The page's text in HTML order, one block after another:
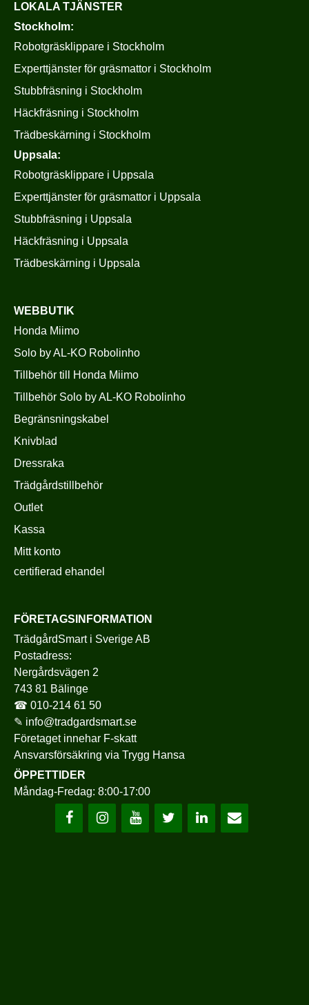
LOKALA TJÄNSTER
Stockholm:
Robotgräsklippare i Stockholm
Experttjänster för gräsmattor i Stockholm
Stubbfräsning i Stockholm
Häckfräsning i Stockholm
Trädbeskärning i Stockholm
Uppsala:
Robotgräsklippare i Uppsala
Experttjänster för gräsmattor i Uppsala
Stubbfräsning i Uppsala
Häckfräsning i Uppsala
Trädbeskärning i Uppsala
WEBBUTIK
Honda Miimo
Solo by AL-KO Robolinho
Tillbehör till Honda Miimo
Tillbehör Solo by AL-KO Robolinho
Begränsningskabel
Knivblad
Dressraka
Trädgårdstillbehör
Outlet
Kassa
Mitt konto
certifierad ehandel
FÖRETAGSINFORMATION
TrädgårdSmart i Sverige AB
Postadress:
Nergårdsvägen 2
743 81 Bälinge
☎ 010-214 61 50
✎ info@tradgardsmart.se
Företaget innehar F-skatt
Ansvarsförsäkring via Trygg Hansa
ÖPPETTIDER
Måndag-Fredag: 8:00-17:00